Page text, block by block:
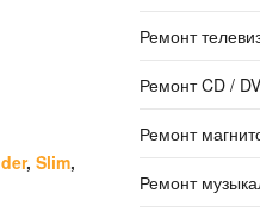
, Slim,
Ремонт
Ремонт CD /
Ремонт
Ремонт